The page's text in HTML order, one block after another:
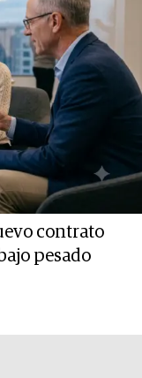
contrato
pesado